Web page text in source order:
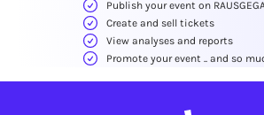
Publish your event on
Create and sell tickets
View analyses and reports
Promote your event .. and so